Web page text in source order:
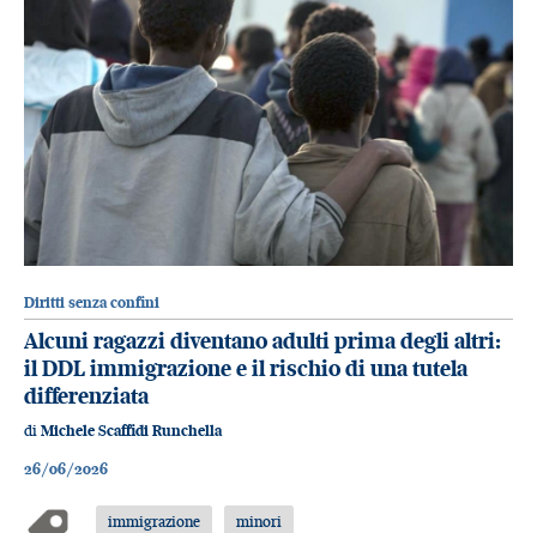
Diritti senza confini
Alcuni ragazzi diventano adulti prima degli altri:
il DDL immigrazione e il rischio di una tutela
differenziata
di Michele Scaffidi Runchella
26/06/2026
immigrazione
minori